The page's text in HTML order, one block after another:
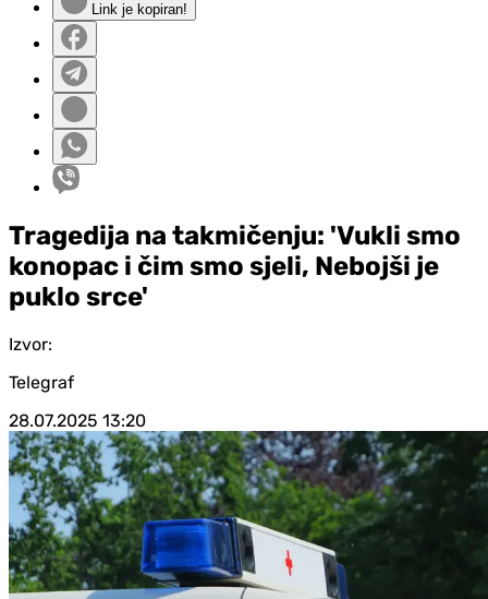
Link je kopiran!
Tragedija na takmičenju: 'Vukli smo
konopac i čim smo sjeli, Nebojši je
puklo srce'
Izvor:
Telegraf
28.07.2025 13:20